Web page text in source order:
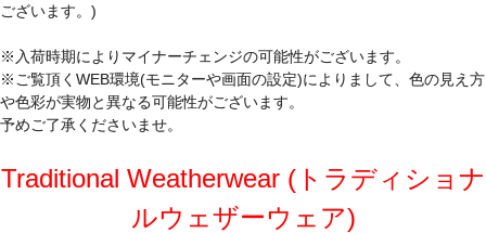
ございます。)
※入荷時期によりマイナーチェンジの可能性がございます。
※ご覧頂くWEB環境(モニターや画面の設定)によりまして、色の見え方
や色彩が実物と異なる可能性がございます。
予めご了承くださいませ。
Traditional Weatherwear (トラディショナ
ルウェザーウェア)